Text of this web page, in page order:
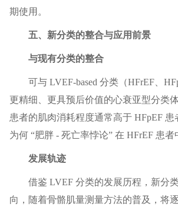
期使用。
五、新分类的整合与应用前景
与现有分类的整合
可与 LVEF-based 分类（HFrEF、
更精细、更具预后价值的心衰亚型分类
患者的肌肉消耗程度通常高于 HFpEF
为何 “肥胖 - 死亡率悖论” 在 HFrEF 患者
发展轨迹
借鉴 LVEF 分类的发展历程，新分
向，随着骨骼肌量测量方法的普及，将